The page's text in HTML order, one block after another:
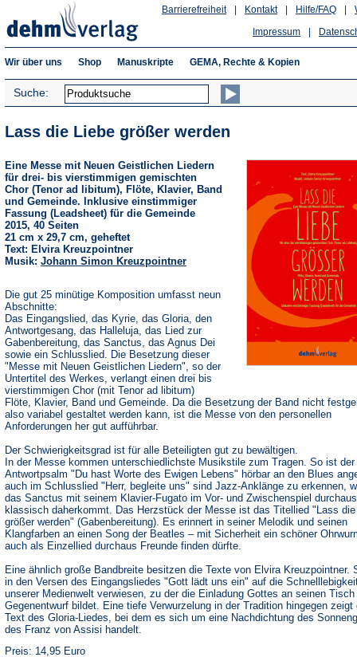
Hilfe/FAQ
Kontakt
Barrierefreiheit
Impressum
Wir über uns Shop Manuskripte GEMA, Rechte & Kopien
Suche:
Lass die Liebe größer werden
Eine Messe mit Neuen Geistlichen Liedern
für drei- bis vierstimmigen gemischten
Chor (Tenor ad libitum), Flöte, Klavier, Band
und Gemeinde. Inklusive einstimmiger
Fassung (Leadsheet) für die Gemeinde
2015, 40 Seiten
21 cm x 29,7 cm, geheftet
Text: Elvira Kreuzpointner
Musik: Johann Simon Kreuzpointner
Die gut 25 minütige Komposition umfasst neun
Abschnitte:
Das Eingangslied, das Kyrie, das Gloria, den
Antwortgesang, das Halleluja, das Lied zur
Gabenbereitung, das Sanctus, das Agnus Dei
sowie ein Schlusslied. Die Besetzung dieser
"Messe mit Neuen Geistlichen Liedern", so der
Untertitel des Werkes, verlangt einen drei bis
vierstimmigen Chor (mit Tenor ad libitum)
Flöte, Klavier, Band und Gemeinde. Da die Besetzung der Band nicht
also variabel gestaltet werden kann, ist die Messe von den personellen
Anforderungen her gut aufführbar.
Der Schwierigkeitsgrad ist für alle Beteiligten gut zu bewältigen.
In der Messe kommen unterschiedlichste Musikstile zum Tragen. So ist der
Antwortpsalm "Du hast Worte des Ewigen Lebens" hörbar an den Blues
auch im Schlusslied "Herr, begleite uns" sind Jazz-Anklänge zu erkennen,
das Sanctus mit seinem Klavier-Fugato im Vor- und Zwischenspiel durchaus
klassisch daherkommt. Das Herzstück der Messe ist das Titellied "Lass die
größer werden" (Gabenbereitung). Es erinnert in seiner Melodik und seinen
Klangfarben an einen Song der Beatles – mit Sicherheit ein schöner
auch als Einzellied durchaus Freunde finden dürfte.
Eine ähnlich große Bandbreite besitzen die Texte von Elvira Kreuzpointner.
in den Versen des Eingangsliedes "Gott lädt uns ein" auf die
unserer Medienwelt verwiesen, zu der die Einladung Gottes an seinen Tisch
Gegenentwurf bildet. Eine tiefe Verwurzelung in der Tradition hingegen zeigt
Text des Gloria-Liedes, bei dem es sich um eine Nachdichtung des
des Franz von Assisi handelt.
Preis: 14,95 Euro